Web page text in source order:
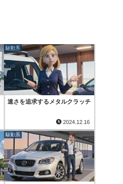
駆動系
速さを追求するメタルクラッチ
2024.12.16
駆動系